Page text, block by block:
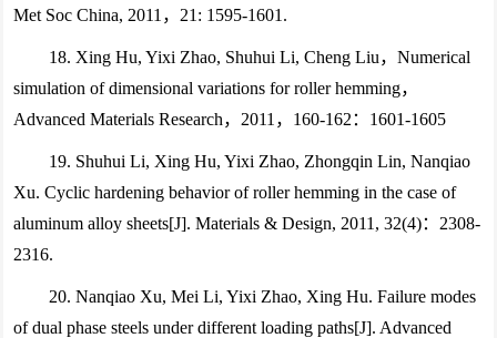
Met Soc China, 2011，21: 1595-1601.
18. Xing Hu, Yixi Zhao, Shuhui Li, Cheng Liu，Numerical
simulation of dimensional variations for roller hemming，
Advanced Materials Research，2011，160-162：1601-1605
19. Shuhui Li, Xing Hu, Yixi Zhao, Zhongqin Lin, Nanqiao
Xu. Cyclic hardening behavior of roller hemming in the case of
aluminum alloy sheets[J]. Materials & Design, 2011, 32(4)：2308-
2316.
20. Nanqiao Xu, Mei Li, Yixi Zhao, Xing Hu. Failure modes
of dual phase steels under different loading paths[J]. Advanced